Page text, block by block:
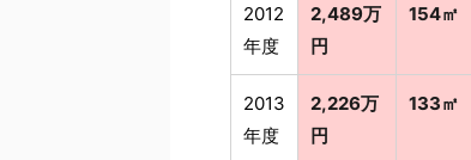
2012
年度
2,489万
円
154㎡
2013
年度
2,226万
円
133㎡